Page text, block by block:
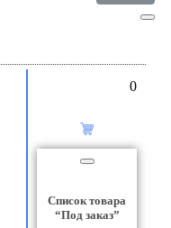
0
Список товара
“Под заказ”